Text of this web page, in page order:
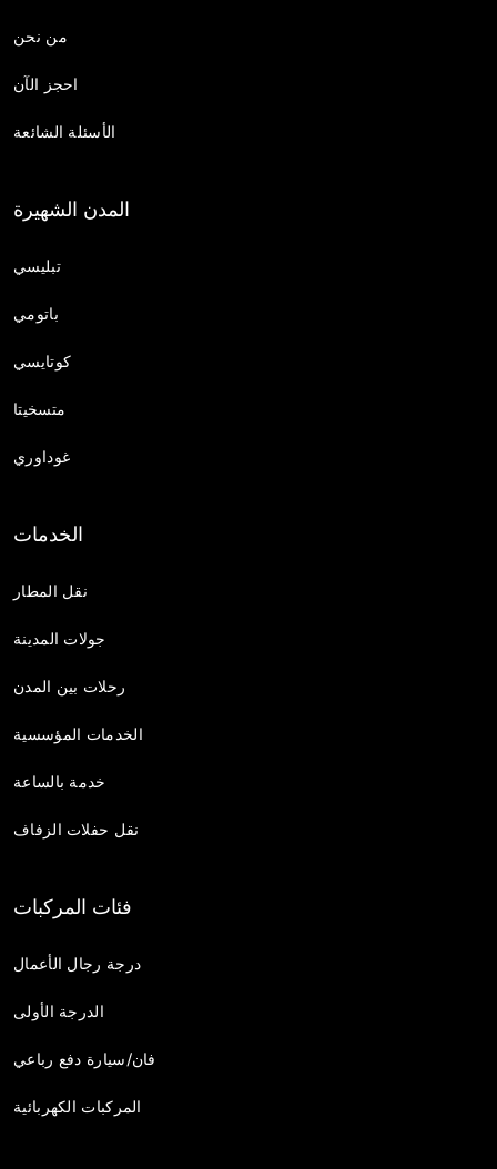
من نحن
احجز الآن
الأسئلة الشائعة
المدن الشهيرة
تبليسي
باتومي
كوتايسي
متسخيتا
غوداوري
الخدمات
نقل المطار
جولات المدينة
رحلات بين المدن
الخدمات المؤسسية
خدمة بالساعة
نقل حفلات الزفاف
فئات المركبات
درجة رجال الأعمال
الدرجة الأولى
فان/سيارة دفع رباعي
المركبات الكهربائية